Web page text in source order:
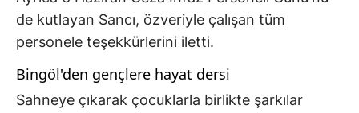
de kutlayan Sancı, özveriyle çalışan tüm
personele teşekkürlerini iletti.
Bingöl'den gençlere hayat dersi
Sahneye çıkarak çocuklarla birlikte şarkılar